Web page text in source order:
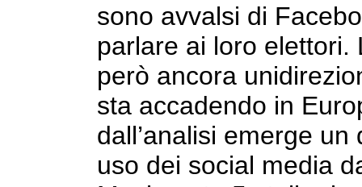
sono avvalsi di
parlare ai loro elettori.
però ancora
sta accadendo in
dall’analisi emerge
uso dei social media